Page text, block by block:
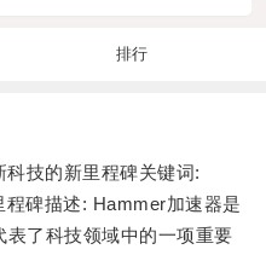
排行
技的新里程碑关键词:
碑描述: Hammer加速器是
了科技领域中的一项重要